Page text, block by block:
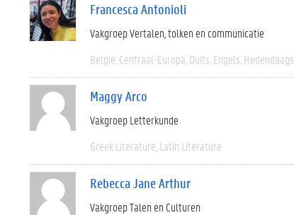
Francesca Antonioli
Vakgroep Vertalen, tolken en communicatie
België Centraal-Europa Duits Engels Hedendaags
Maggy Arco
Vakgroep Letterkunde
Greek Literature Latin Literature
Rebecca Jane Arthur
Vakgroep Talen en Culturen